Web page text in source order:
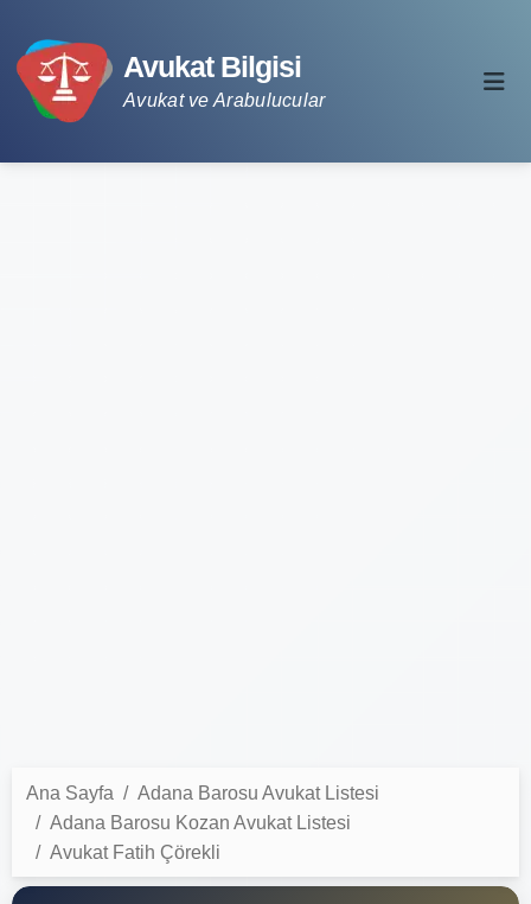
Avukat Bilgisi
Avukat ve Arabulucular
Ana Sayfa
Adana Barosu Avukat Listesi
Adana Barosu Kozan Avukat Listesi
Avukat Fatih Çörekli